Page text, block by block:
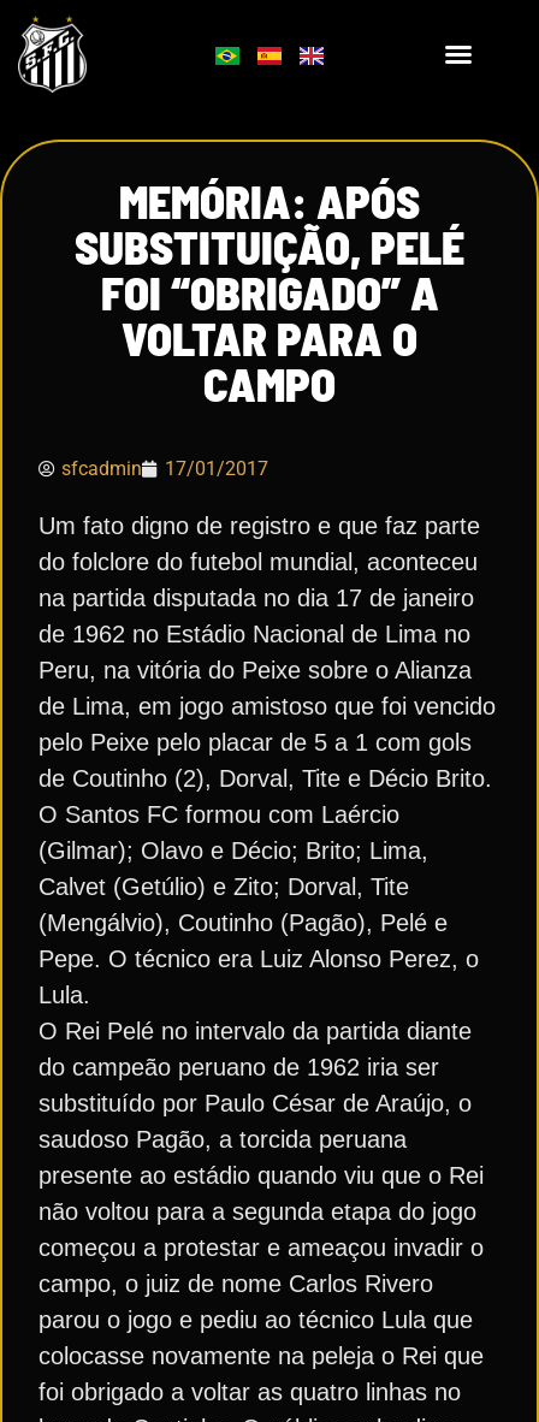
MEMÓRIA: APÓS
SUBSTITUIÇÃO, PELÉ
FOI “OBRIGADO” A
VOLTAR PARA O
CAMPO
sfcadmin 17/01/2017
Um fato digno de registro e que faz parte
do folclore do futebol mundial, aconteceu
na partida disputada no dia 17 de janeiro
de 1962 no Estádio Nacional de Lima no
Peru, na vitória do Peixe sobre o Alianza
de Lima, em jogo amistoso que foi vencido
pelo Peixe pelo placar de 5 a 1 com gols
de Coutinho (2), Dorval, Tite e Décio Brito.
O Santos FC formou com Laércio
(Gilmar); Olavo e Décio; Brito; Lima,
Calvet (Getúlio) e Zito; Dorval, Tite
(Mengálvio), Coutinho (Pagão), Pelé e
Pepe. O técnico era Luiz Alonso Perez, o
Lula.
O Rei Pelé no intervalo da partida diante
do campeão peruano de 1962 iria ser
substituído por Paulo César de Araújo, o
saudoso Pagão, a torcida peruana
presente ao estádio quando viu que o Rei
não voltou para a segunda etapa do jogo
começou a protestar e ameaçou invadir o
campo, o juiz de nome Carlos Rivero
parou o jogo e pediu ao técnico Lula que
colocasse novamente na peleja o Rei que
foi obrigado a voltar as quatro linhas no